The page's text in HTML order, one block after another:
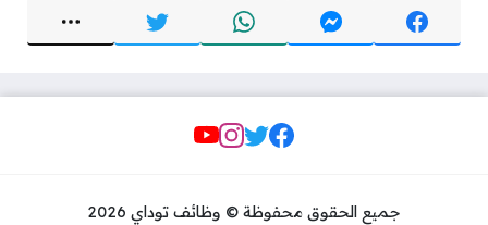
Social Links
جميع الحقوق محفوظة © وظائف توداي 2026